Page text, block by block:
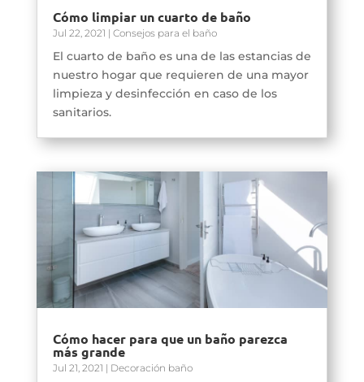
Cómo limpiar un cuarto de baño
Jul 22, 2021 | Consejos para el baño
El cuarto de baño es una de las estancias de
nuestro hogar que requieren de una mayor
limpieza y desinfección en caso de los
sanitarios.
Cómo hacer para que un baño parezca
más grande
Jul 21, 2021 | Decoración baño